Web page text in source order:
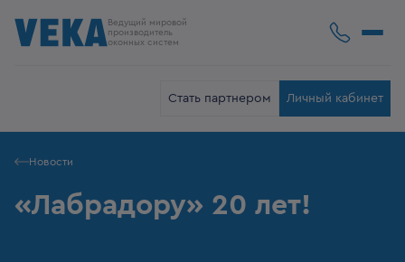
Ведущий мировой
производитель
оконных систем
Стать партнером Личный кабинет
Новости
«Лабрадору» 20 лет!